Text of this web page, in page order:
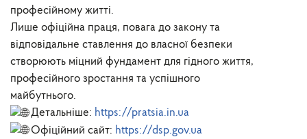
професійному житті.
Лише офіційна праця, повага до закону та
відповідальне ставлення до власної безпеки
створюють міцний фундамент для гідного життя,
професійного зростання та успішного
майбутнього.
Детальніше: https://pratsia.in.ua
Офіційний сайт: https://dsp.gov.ua